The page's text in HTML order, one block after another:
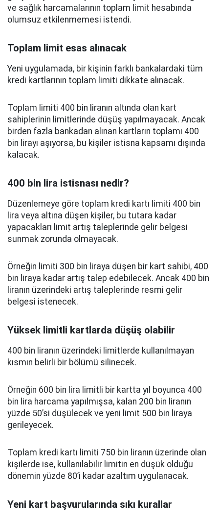
ve sağlık harcamalarının toplam limit hesabında
olumsuz etkilenmemesi istendi.
Toplam limit esas alınacak
Yeni uygulamada, bir kişinin farklı bankalardaki tüm
kredi kartlarının toplam limiti dikkate alınacak.
Toplam limiti 400 bin liranın altında olan kart
sahiplerinin limitlerinde düşüş yapılmayacak. Ancak
birden fazla bankadan alınan kartların toplamı 400
bin lirayı aşıyorsa, bu kişiler istisna kapsamı dışında
kalacak.
400 bin lira istisnası nedir?
Düzenlemeye göre toplam kredi kartı limiti 400 bin
lira veya altına düşen kişiler, bu tutara kadar
yapacakları limit artış taleplerinde gelir belgesi
sunmak zorunda olmayacak.
Örneğin limiti 300 bin liraya düşen bir kart sahibi, 400
bin liraya kadar artış talep edebilecek. Ancak 400 bin
liranın üzerindeki artış taleplerinde resmi gelir
belgesi istenecek.
Yüksek limitli kartlarda düşüş olabilir
400 bin liranın üzerindeki limitlerde kullanılmayan
kısmın belirli bir bölümü silinecek.
Örneğin 600 bin lira limitli bir kartta yıl boyunca 400
bin lira harcama yapılmışsa, kalan 200 bin liranın
yüzde 50’si düşülecek ve yeni limit 500 bin liraya
gerileyecek.
Toplam kredi kartı limiti 750 bin liranın üzerinde olan
kişilerde ise, kullanılabilir limitin en düşük olduğu
dönemin yüzde 80’i kadar azaltım uygulanacak.
Yeni kart başvurularında sıkı kurallar